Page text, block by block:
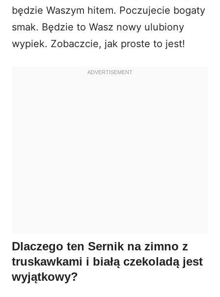
będzie Waszym hitem. Poczujecie bogaty
smak. Będzie to Wasz nowy ulubiony
wypiek. Zobaczcie, jak proste to jest!
Dlaczego ten Sernik na zimno z
truskawkami i białą czekoladą jest
wyjątkowy?